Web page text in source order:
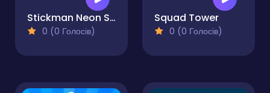
Stickman Neon Sword Fighting
0 (0 Голосів)
Squad Tower
0 (0 Голосів)